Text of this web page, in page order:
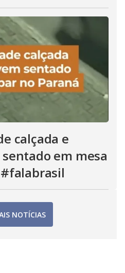
calçada e
em mesa
NOTÍCIAS